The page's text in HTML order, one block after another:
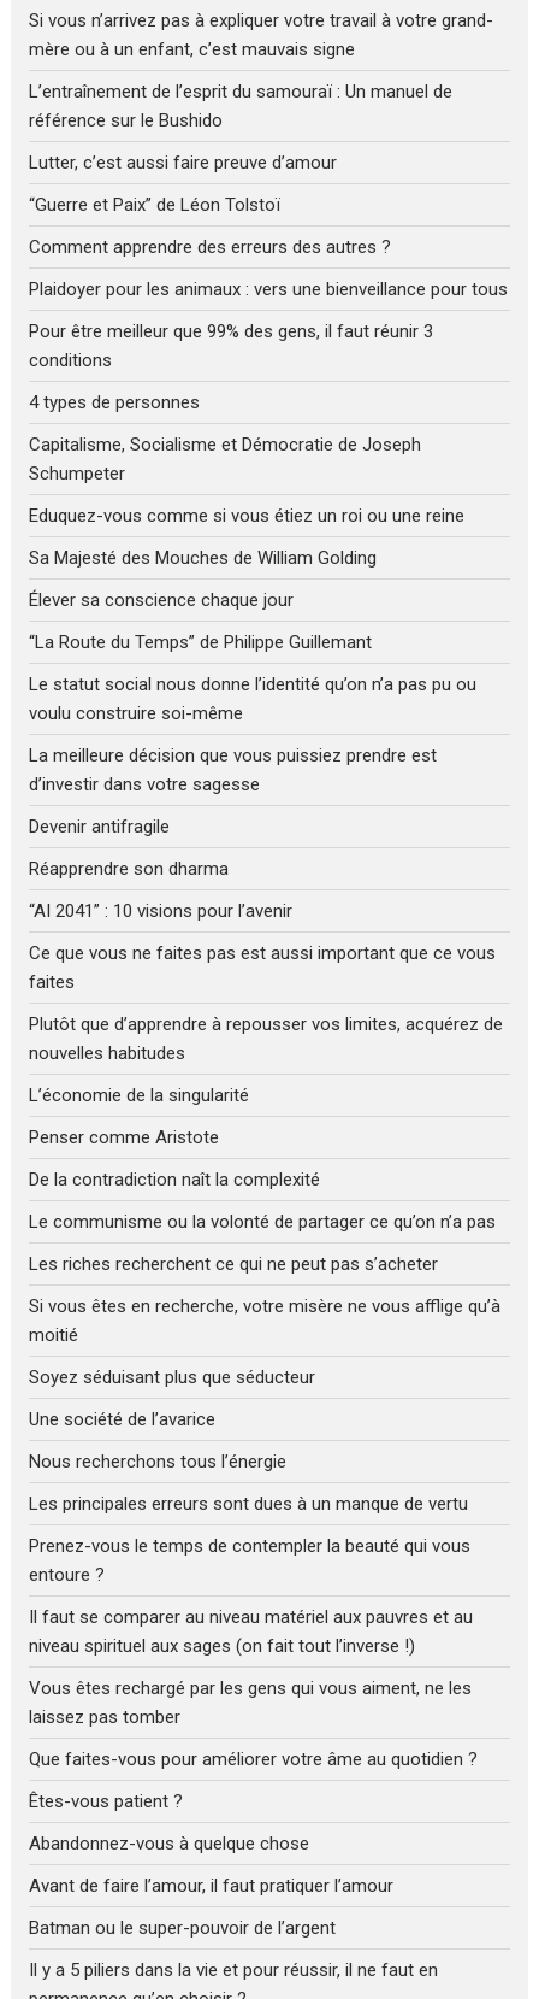
Si vous n’arrivez pas à expliquer votre travail à votre grand-
mère ou à un enfant, c’est mauvais signe
L’entraînement de l’esprit du samouraï : Un manuel de
référence sur le Bushido
Lutter, c’est aussi faire preuve d’amour
“Guerre et Paix” de Léon Tolstoï
Comment apprendre des erreurs des autres ?
Plaidoyer pour les animaux : vers une bienveillance pour tous
Pour être meilleur que 99% des gens, il faut réunir 3
conditions
4 types de personnes
Capitalisme, Socialisme et Démocratie de Joseph
Schumpeter
Eduquez-vous comme si vous étiez un roi ou une reine
Sa Majesté des Mouches de William Golding
Élever sa conscience chaque jour
“La Route du Temps” de Philippe Guillemant
Le statut social nous donne l’identité qu’on n’a pas pu ou
voulu construire soi-même
La meilleure décision que vous puissiez prendre est
d’investir dans votre sagesse
Devenir antifragile
Réapprendre son dharma
“AI 2041” : 10 visions pour l’avenir
Ce que vous ne faites pas est aussi important que ce vous
faites
Plutôt que d’apprendre à repousser vos limites, acquérez de
nouvelles habitudes
L’économie de la singularité
Penser comme Aristote
De la contradiction naît la complexité
Le communisme ou la volonté de partager ce qu’on n’a pas
Les riches recherchent ce qui ne peut pas s’acheter
Si vous êtes en recherche, votre misère ne vous afflige qu’à
moitié
Soyez séduisant plus que séducteur
Une société de l’avarice
Nous recherchons tous l’énergie
Les principales erreurs sont dues à un manque de vertu
Prenez-vous le temps de contempler la beauté qui vous
entoure ?
Il faut se comparer au niveau matériel aux pauvres et au
niveau spirituel aux sages (on fait tout l’inverse !)
Vous êtes rechargé par les gens qui vous aiment, ne les
laissez pas tomber
Que faites-vous pour améliorer votre âme au quotidien ?
Êtes-vous patient ?
Abandonnez-vous à quelque chose
Avant de faire l’amour, il faut pratiquer l’amour
Batman ou le super-pouvoir de l’argent
Il y a 5 piliers dans la vie et pour réussir, il ne faut en